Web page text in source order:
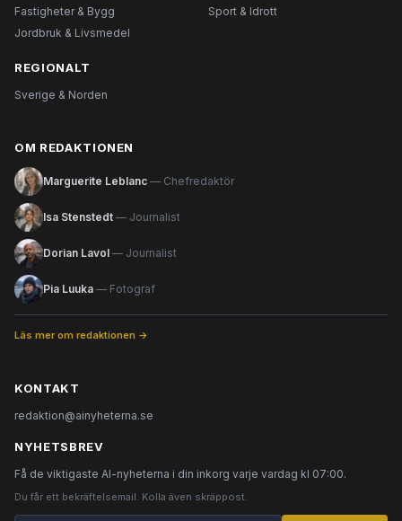
Fastigheter & Bygg
Sport & Idrott
Jordbruk & Livsmedel
REGIONALT
Sverige & Norden
OM REDAKTIONEN
Marguerite Leblanc — Chefredaktör
Isa Stenstedt — Journalist
Dorian Lavol — Journalist
Pia Luuka — Fotograf
Läs mer om redaktionen →
KONTAKT
redaktion@ainyheterna.se
NYHETSBREV
Få de viktigaste AI-nyheterna i din inkorg varje vardag kl 07:00.
Du får ett bekräftelsemail. Kolla även skräppost.